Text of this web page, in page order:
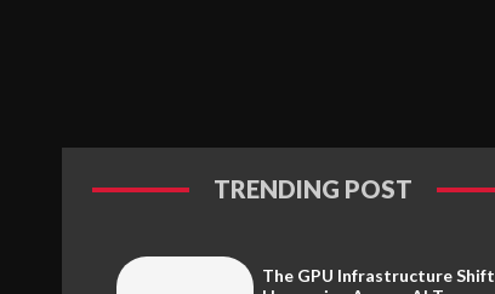
TRENDING POST
The GPU Infrastructure Shift